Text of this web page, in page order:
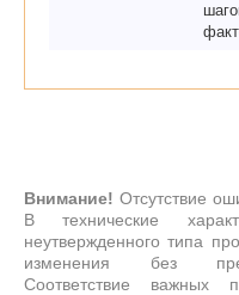
Внимание! Отсутствие
В технические
неутвержденного типа
изменения без
Соответствие важных